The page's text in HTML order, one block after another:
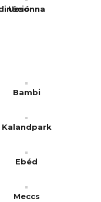
Uzsonna
Bambi
Kalandpark
Ebéd
Meccs